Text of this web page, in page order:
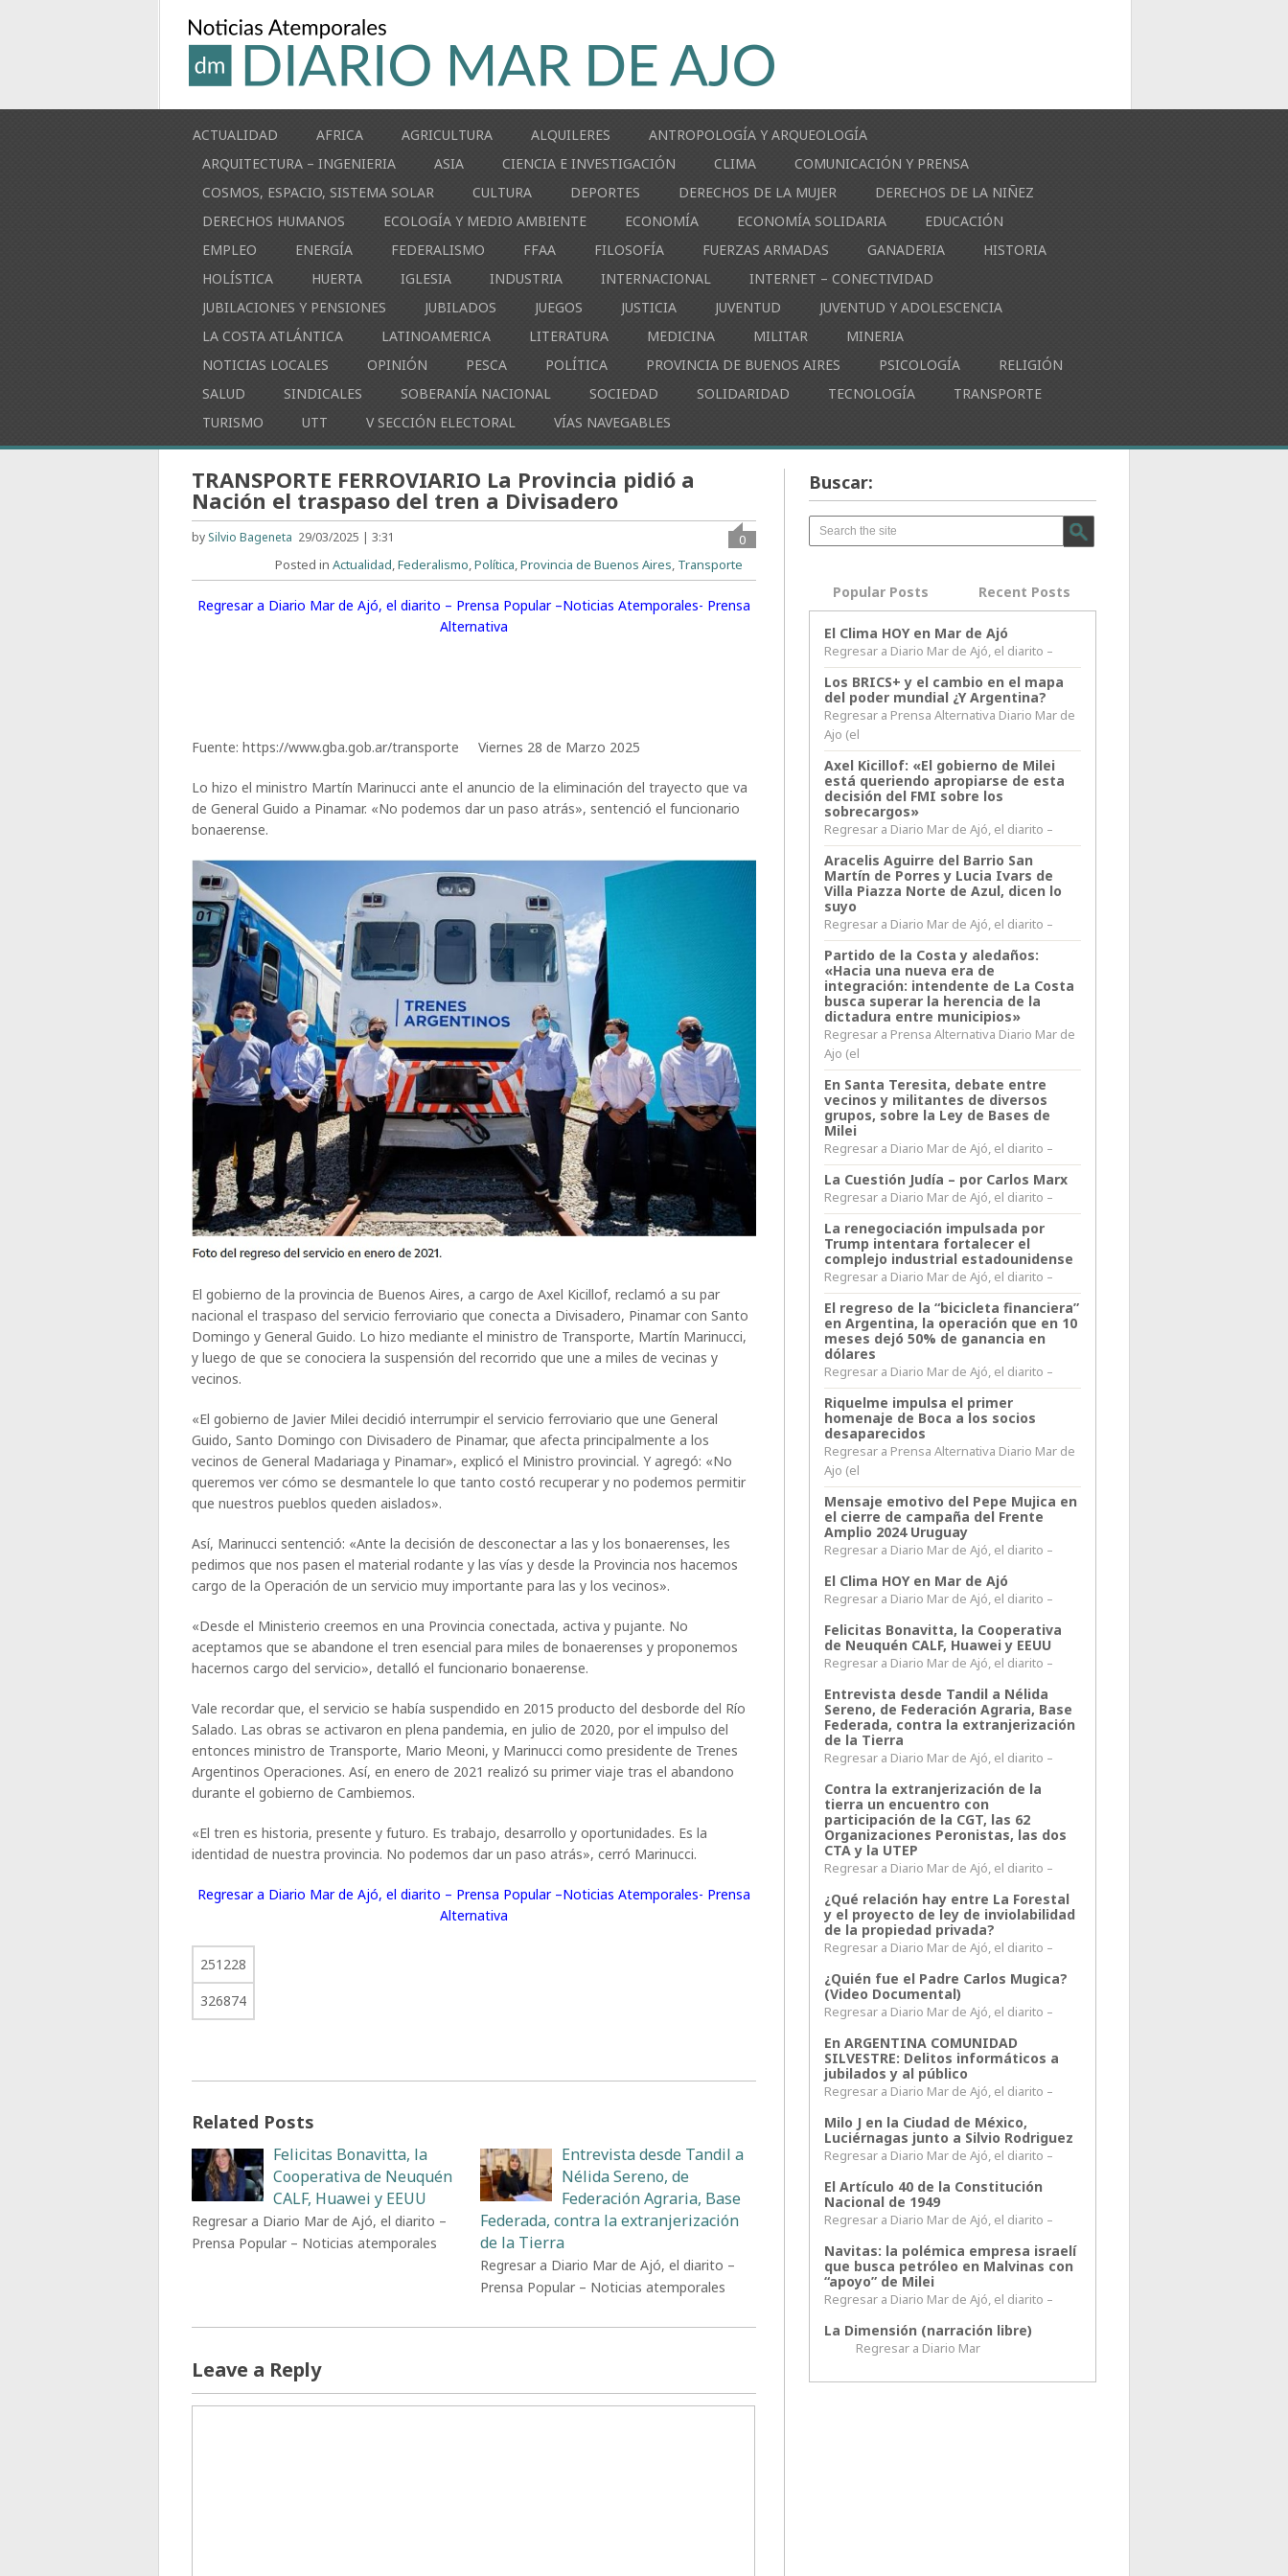
ACTUALIDAD AFRICA AGRICULTURA ALQUILERES
ANTROPOLOGÍA Y ARQUEOLOGÍA
ARQUITECTURA – INGENIERIA
ASIA CIENCIA E INVESTIGACIÓN CLIMA
COMUNICACIÓN Y PRENSA
COSMOS, ESPACIO, SISTEMA SOLAR
CULTURA DEPORTES DERECHOS DE LA MUJER
DERECHOS DE LA NIÑEZ
DERECHOS HUMANOS
ECOLOGÍA Y MEDIO AMBIENTE ECONOMÍA ECONOMÍA SOLIDARIA
EDUCACIÓN
EMPLEO
ENERGÍA FEDERALISMO FFAA FILOSOFÍA FUERZAS ARMADAS GANADERIA
HISTORIA
HOLÍSTICA
HUERTA IGLESIA INDUSTRIA INTERNACIONAL
INTERNET – CONECTIVIDAD
JUBILACIONES Y PENSIONES
JUBILADOS JUEGOS JUSTICIA JUVENTUD
JUVENTUD Y ADOLESCENCIA
LA COSTA ATLÁNTICA
LATINOAMERICA LITERATURA MEDICINA MILITAR
MINERIA
NOTICIAS LOCALES
OPINIÓN PESCA POLÍTICA PROVINCIA DE BUENOS AIRES PSICOLOGÍA
RELIGIÓN
SALUD
SINDICALES SOBERANÍA NACIONAL SOCIEDAD SOLIDARIDAD TECNOLOGÍA
TRANSPORTE
TURISMO
UTT V SECCIÓN ELECTORAL VÍAS NAVEGABLES
TRANSPORTE FERROVIARIO La Provincia pidió a
Nación el traspaso del tren a Divisadero
by Silvio Bageneta 29/03/2025 | 3:31
0
Posted inActualidad,Federalismo,Política,Provincia de Buenos Aires, Transporte
Regresar a Diario Mar de Ajó, el diarito – Prensa Popular –Noticias Atemporales- Prensa
Alternativa
Fuente: https://www.gba.gob.ar/transporte Viernes 28 de Marzo 2025
Lo hizo el ministro Martín Marinucci ante el anuncio de la eliminación del trayecto que va
de General Guido a Pinamar. «No podemos dar un paso atrás», sentenció el funcionario
bonaerense.
El gobierno de la provincia de Buenos Aires, a cargo de Axel Kicillof, reclamó a su par
nacional el traspaso del servicio ferroviario que conecta a Divisadero, Pinamar con Santo
Domingo y General Guido. Lo hizo mediante el ministro de Transporte, Martín Marinucci,
y luego de que se conociera la suspensión del recorrido que une a miles de vecinas y
vecinos.
«El gobierno de Javier Milei decidió interrumpir el servicio ferroviario que une General
Guido, Santo Domingo con Divisadero de Pinamar, que afecta principalmente a los
vecinos de General Madariaga y Pinamar», explicó el Ministro provincial. Y agregó: «No
queremos ver cómo se desmantele lo que tanto costó recuperar y no podemos permitir
que nuestros pueblos queden aislados».
Así, Marinucci sentenció: «Ante la decisión de desconectar a las y los bonaerenses, les
pedimos que nos pasen el material rodante y las vías y desde la Provincia nos hacemos
cargo de la Operación de un servicio muy importante para las y los vecinos».
«Desde el Ministerio creemos en una Provincia conectada, activa y pujante. No
aceptamos que se abandone el tren esencial para miles de bonaerenses y proponemos
hacernos cargo del servicio», detalló el funcionario bonaerense.
Vale recordar que, el servicio se había suspendido en 2015 producto del desborde del Río
Salado. Las obras se activaron en plena pandemia, en julio de 2020, por el impulso del
entonces ministro de Transporte, Mario Meoni, y Marinucci como presidente de Trenes
Argentinos Operaciones. Así, en enero de 2021 realizó su primer viaje tras el abandono
durante el gobierno de Cambiemos.
«El tren es historia, presente y futuro. Es trabajo, desarrollo y oportunidades. Es la
identidad de nuestra provincia. No podemos dar un paso atrás», cerró Marinucci.
Regresar a Diario Mar de Ajó, el diarito – Prensa Popular –Noticias Atemporales- Prensa
Alternativa
251228
326874
Related Posts
Felicitas Bonavitta, la
Cooperativa de Neuquén
CALF, Huawei y EEUU
Regresar a Diario Mar de Ajó, el diarito –
Prensa Popular – Noticias atemporales
Entrevista desde Tandil a
Nélida Sereno, de
Federación Agraria, Base
Federada, contra la extranjerización
de la Tierra
Regresar a Diario Mar de Ajó, el diarito –
Prensa Popular – Noticias atemporales
Leave a Reply
Buscar:
Popular Posts Recent Posts
El Clima HOY en Mar de Ajó
Regresar a Diario Mar de Ajó, el diarito –
Los BRICS+ y el cambio en el mapa
del poder mundial ¿Y Argentina?
Regresar a Prensa Alternativa Diario Mar de
Ajo (el
Axel Kicillof: «El gobierno de Milei
está queriendo apropiarse de esta
decisión del FMI sobre los
sobrecargos»
Regresar a Diario Mar de Ajó, el diarito –
Aracelis Aguirre del Barrio San
Martín de Porres y Lucia Ivars de
Villa Piazza Norte de Azul, dicen lo
suyo
Regresar a Diario Mar de Ajó, el diarito –
Partido de la Costa y aledaños:
«Hacia una nueva era de
integración: intendente de La Costa
busca superar la herencia de la
dictadura entre municipios»
Regresar a Prensa Alternativa Diario Mar de
Ajo (el
En Santa Teresita, debate entre
vecinos y militantes de diversos
grupos, sobre la Ley de Bases de
Milei
Regresar a Diario Mar de Ajó, el diarito –
La Cuestión Judía – por Carlos Marx
Regresar a Diario Mar de Ajó, el diarito –
La renegociación impulsada por
Trump intentara fortalecer el
complejo industrial estadounidense
Regresar a Diario Mar de Ajó, el diarito –
El regreso de la “bicicleta financiera”
en Argentina, la operación que en 10
meses dejó 50% de ganancia en
dólares
Regresar a Diario Mar de Ajó, el diarito –
Riquelme impulsa el primer
homenaje de Boca a los socios
desaparecidos
Regresar a Prensa Alternativa Diario Mar de
Ajo (el
Mensaje emotivo del Pepe Mujica en
el cierre de campaña del Frente
Amplio 2024 Uruguay
Regresar a Diario Mar de Ajó, el diarito –
El Clima HOY en Mar de Ajó
Regresar a Diario Mar de Ajó, el diarito –
Felicitas Bonavitta, la Cooperativa
de Neuquén CALF, Huawei y EEUU
Regresar a Diario Mar de Ajó, el diarito –
Entrevista desde Tandil a Nélida
Sereno, de Federación Agraria, Base
Federada, contra la extranjerización
de la Tierra
Regresar a Diario Mar de Ajó, el diarito –
Contra la extranjerización de la
tierra un encuentro con
participación de la CGT, las 62
Organizaciones Peronistas, las dos
CTA y la UTEP
Regresar a Diario Mar de Ajó, el diarito –
¿Qué relación hay entre La Forestal
y el proyecto de ley de inviolabilidad
de la propiedad privada?
Regresar a Diario Mar de Ajó, el diarito –
¿Quién fue el Padre Carlos Mugica?
(Video Documental)
Regresar a Diario Mar de Ajó, el diarito –
En ARGENTINA COMUNIDAD
SILVESTRE: Delitos informáticos a
jubilados y al público
Regresar a Diario Mar de Ajó, el diarito –
Milo J en la Ciudad de México,
Luciérnagas junto a Silvio Rodriguez
Regresar a Diario Mar de Ajó, el diarito –
El Artículo 40 de la Constitución
Nacional de 1949
Regresar a Diario Mar de Ajó, el diarito –
Navitas: la polémica empresa israelí
que busca petróleo en Malvinas con
“apoyo” de Milei
Regresar a Diario Mar de Ajó, el diarito –
La Dimensión (narración libre)
Regresar a Diario Mar